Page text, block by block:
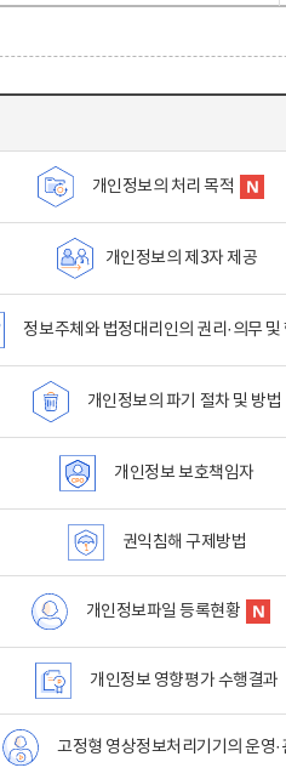
개인정보의 처리 목적
개인정보의 제3자 제공
정보주체와 법정대리인의 권리·의무 및
개인정보의 파기 절차 및 방법
개인정보 보호책임자
권익침해 구제방법
개인정보파일 등록현황
개인정보 영향평가 수행결과
고정형 영상정보처리기기의 운영·